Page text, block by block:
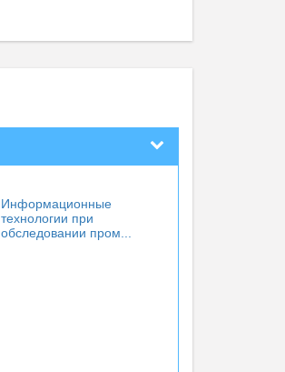
Информационные
технологии при
обследовании пром...